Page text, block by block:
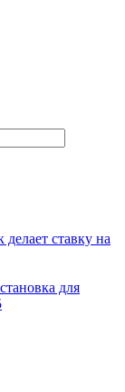
ставку на
для